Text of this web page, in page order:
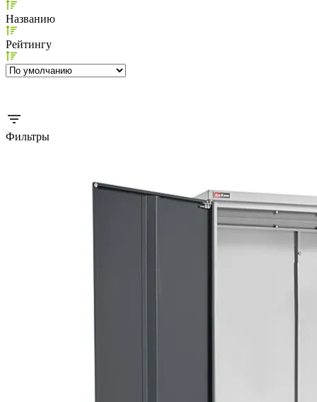
Названию
Рейтингу
Фильтры